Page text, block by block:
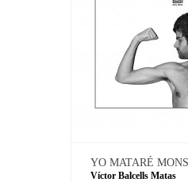
YO MATARÉ
Víctor Balcells Matas